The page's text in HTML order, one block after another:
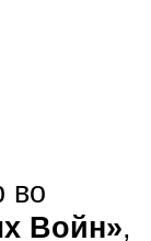
во
Войн»,